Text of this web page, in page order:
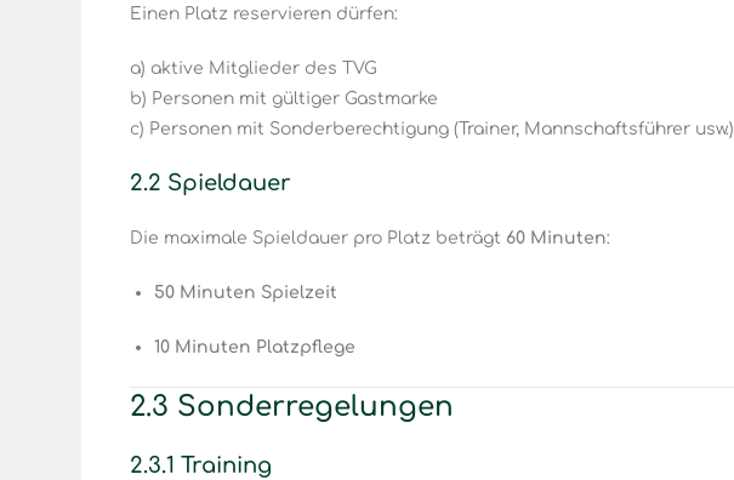
Einen Platz reservieren dürfen:
a) aktive Mitglieder des TVG
b) Personen mit gültiger Gastmarke
c) Personen mit Sonderberechtigung (Trainer, Mannschaftsführer usw.)
2.2 Spieldauer
Die maximale Spieldauer pro Platz beträgt 60 Minuten:
50 Minuten Spielzeit
10 Minuten Platzpflege
2.3 Sonderregelungen
2.3.1 Training